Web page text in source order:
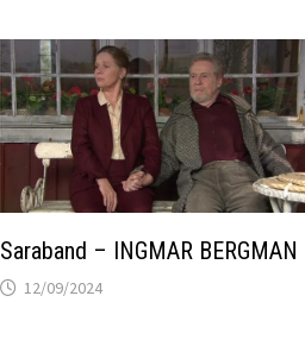
Saraband – INGMAR BERGMAN
12/09/2024